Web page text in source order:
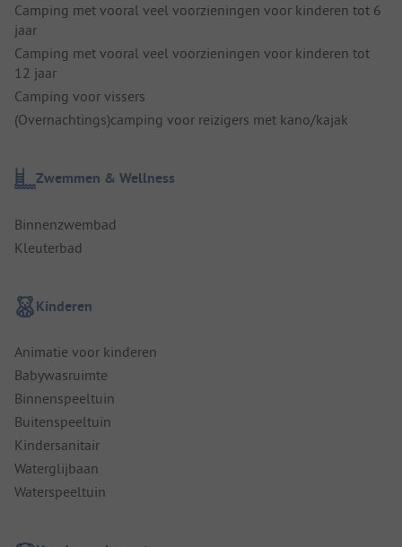
Camping met vooral veel voorzieningen voor kinderen tot 6
jaar
Camping met vooral veel voorzieningen voor kinderen tot
12 jaar
Camping voor vissers
(Overnachtings)camping voor reizigers met kano/kajak
Zwemmen & Wellness
Binnenzwembad
Kleuterbad
Kinderen
Animatie voor kinderen
Babywasruimte
Binnenspeeltuin
Buitenspeeltuin
Kindersanitair
Waterglijbaan
Waterspeeltuin